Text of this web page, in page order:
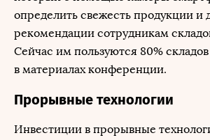
определить свежесть продукции и
рекомендации сотрудникам
Сейчас им пользуются 80%
в материалах конференции.
Прорывные технологии
Инвестиции в прорывные